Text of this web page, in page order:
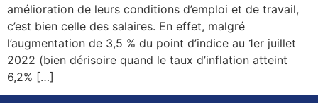
amélioration de leurs conditions d’emploi et de travail,
c’est bien celle des salaires. En effet, malgré
l’augmentation de 3,5 % du point d’indice au 1er juillet
2022 (bien dérisoire quand le taux d’inflation atteint
6,2% […]